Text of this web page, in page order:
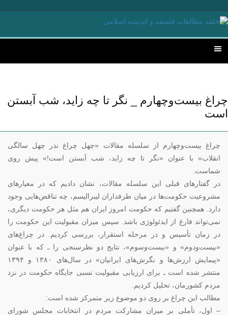
چراغ بیست‌وچهارم _ نگر تا چه زاید، شب آبستن
است
چراغ بیست‌وچهارم از سلسله مقالات «چهل چراغ نذر چهل سالگی
انقلاب» با عنوان «نگر تا چه زاید، شب آبستن است!» پیش روی
شماست.
در گفتارهای قبلی این سلسله مقالات، نشان دادیم که در معیارهای
مشروعیت حکومت‌ها در میان طرفداران لیبرالیسم، چه تناقض‌هایی وجود
دارد. همچنین گفتیم که حکومت امروز ایران هم مثل هر حکومت دیگری،
نمی‌تواند فارغ از ایدئولوژی باشد. سپس میزان مقبولیت این حکومت را
در زمان تأسیس و در مرحله استقرار، بررسی کردیم. در چراغ‌های
«بیست‌ودوم» و «بیست‌وسوم»، نتایج دو نظرسنجی را ـ که با عنوان
«پیمایش ارزش‌ها و نگرش‌های ایرانیان» در سال‌های ۱۳۸۰ و ۱۳۹۴
منتشر شده است ـ برای ارزیابی مقبولیت نسبی جایگاه حکومت در نزد
مردم کشورمان، تحلیل کردیم.
مطالب این چراغ بر روی دو موضوع زیر متمرکز شده است:
– اول، تأملی بر میزان مشارکت مردم در انتخابات مجلس شورای